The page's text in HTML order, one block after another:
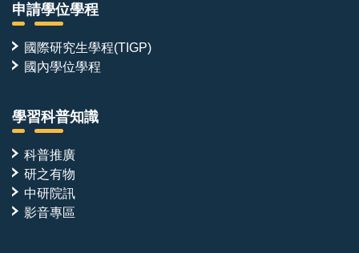
申請學位學程
國際研究生學程(TIGP)
國內學位學程
學習科普知識
科普推廣
研之有物
中研院訊
影音專區